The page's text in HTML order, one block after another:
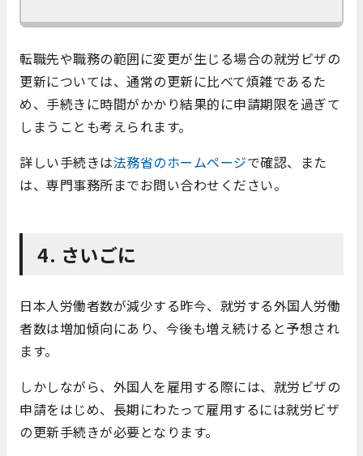
転職先や職務の範囲に変更が生じる場合の就労ビザの
更新については、通常の更新に比べて煩雑であるた
め、手続きに時間がかかり結果的に申請期限を過ぎて
しまうことも考えられます。
詳しい手続きは法務省のホームページで確認、また
は、専門事務所までお問い合わせください。
4. さいごに
日本人労働者数が減少する昨今、就労する外国人労働
者数は増加傾向にあり、今後も増え続けると予想され
ます。
しかしながら、外国人を雇用する際には、就労ビザの
申請をはじめ、長期にわたって雇用するには就労ビザ
の更新手続きが必要となります。